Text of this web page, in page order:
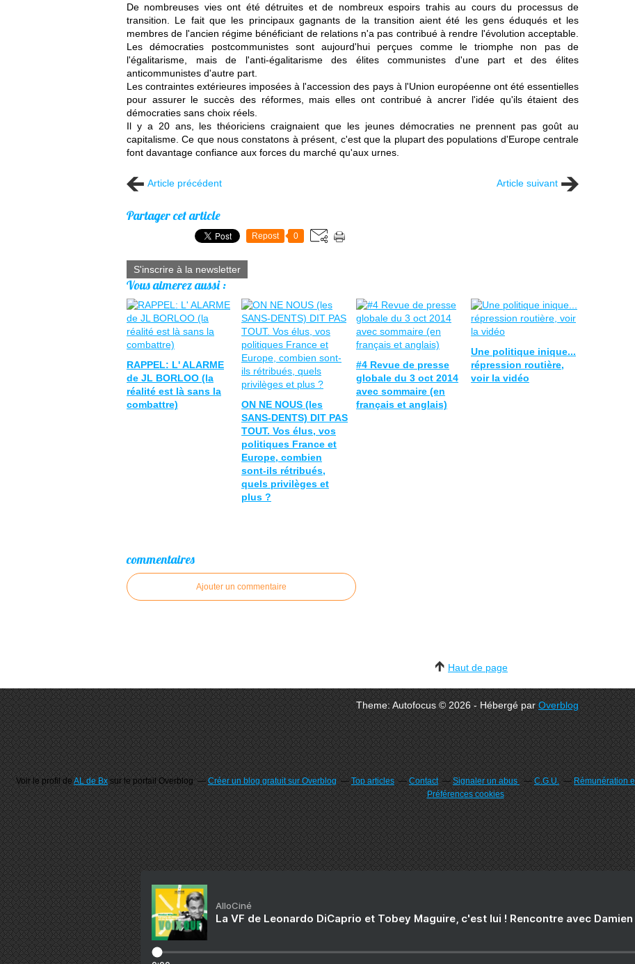
De nombreuses vies ont été détruites et de nombreux espoirs trahis au cours du processus de
transition. Le fait que les principaux gagnants de la transition aient été les gens éduqués et les
membres de l'ancien régime bénéficiant de relations n'a pas contribué à rendre l'évolution acceptable.
Les démocraties postcommunistes sont aujourd'hui perçues comme le triomphe non pas de
l'égalitarisme, mais de l'anti-égalitarisme des élites communistes d'une part et des élites
anticommunistes d'autre part.
Les contraintes extérieures imposées à l'accession des pays à l'Union européenne ont été essentielles
pour assurer le succès des réformes, mais elles ont contribué à ancrer l'idée qu'ils étaient des
démocraties sans choix réels.
Il y a 20 ans, les théoriciens craignaient que les jeunes démocraties ne prennent pas goût au
capitalisme. Ce que nous constatons à présent, c'est que la plupart des populations d'Europe centrale
font davantage confiance aux forces du marché qu'aux urnes.
Article précédent Article suivant
Partager cet article
Repost 0
S'inscrire à la newsletter
Vous aimerez aussi :
RAPPEL: L' ALARME
de JL BORLOO (la
réalité est là sans la
combattre)
ON NE NOUS (les
SANS-DENTS) DIT PAS
TOUT. Vos élus, vos
politiques France et
Europe, combien
sont-ils rétribués,
quels privilèges et
plus ?
#4 Revue de presse
globale du 3 oct 2014
avec sommaire (en
français et anglais)
Une politique inique...
répression routière,
voir la vidéo
commentaires
Ajouter un commentaire
Haut de page
Theme: Autofocus © 2026 - Hébergé parOverblog
Voir le profil deAL de Bxsur le portail Overblog Créer un blog gratuit sur Overblog Top articles Contact Signaler un abus C.G.U. Rémunération
Préférences cookies
AlloCiné
La VF de Leonardo DiCaprio et Tobey Maguire, c'est lui ! Rencontre avec